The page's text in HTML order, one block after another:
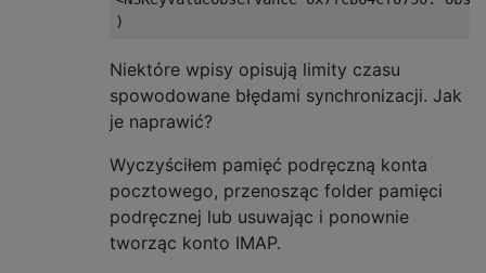
Niektóre wpisy opisują limity czasu
spowodowane błędami synchronizacji. Jak
je naprawić?
Wyczyściłem pamięć podręczną konta
pocztowego, przenosząc folder pamięci
podręcznej lub usuwając i ponownie
tworząc konto IMAP.